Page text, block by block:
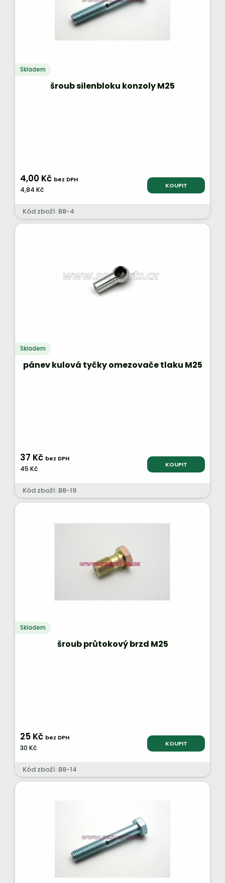
Skladem
šroub silenbloku konzoly M25
4,00 Kč bez DPH
4,84 Kč KOUPIT
Kód zboží: B8-4
Skladem
pánev kulová tyčky omezovače tlaku M25
37 Kč bez DPH
45 Kč KOUPIT
Kód zboží: B8-19
Skladem
šroub průtokový brzd M25
25 Kč bez DPH
30 Kč KOUPIT
Kód zboží: B8-14